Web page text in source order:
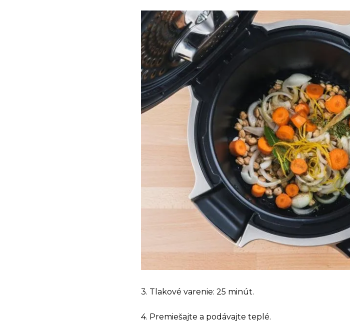
3. Tlakové varenie: 25 minút.
4. Premiešajte a podávajte teplé.